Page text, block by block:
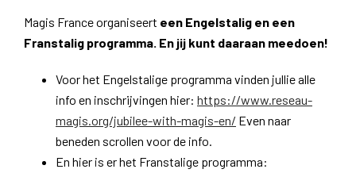
Magis France organiseert een Engelstalig en een
Franstalig programma. En jij kunt daaraan meedoen!
Voor het Engelstalige programma vinden jullie alle
info en inschrijvingen hier: https://www.reseau-
magis.org/jubilee-with-magis-en/ Even naar
beneden scrollen voor de info.
En hier is er het Franstalige programma: